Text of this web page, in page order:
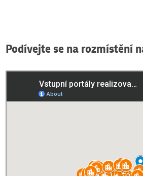
Podívejte se na rozmístění